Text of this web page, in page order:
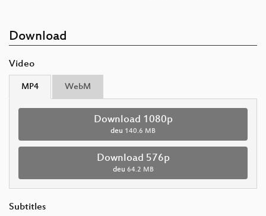
Download
Video
MP4 WebM
Download 1080p
deu 140.6 MB
Download 576p
deu 64.2 MB
Subtitles